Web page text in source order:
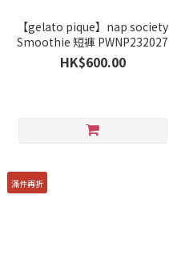
【gelato pique】nap society
Smoothie 短褲 PWNP232027
HK$600.00
滿件再折